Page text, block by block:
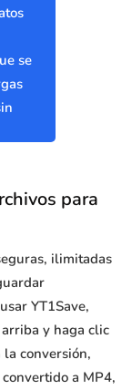
se
para
ilimitadas
YT1Save,
y haga clic
conversión,
a MP4,